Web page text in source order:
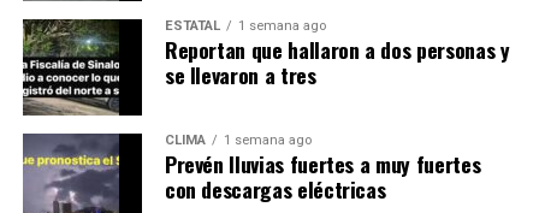
ESTATAL 1 semana ago
Reportan que hallaron a dos personas y
se llevaron a tres
CLIMA 1 semana ago
Prevén lluvias fuertes a muy fuertes
con descargas eléctricas